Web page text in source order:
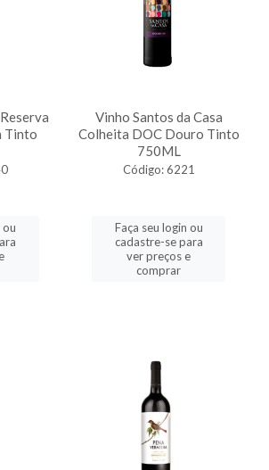
Tinto
ou
Vinho Santos da Casa
Colheita DOC Douro Tinto
750ML
Código: 6221
Faça seu login ou
cadastre-se para
ver preços e
comprar